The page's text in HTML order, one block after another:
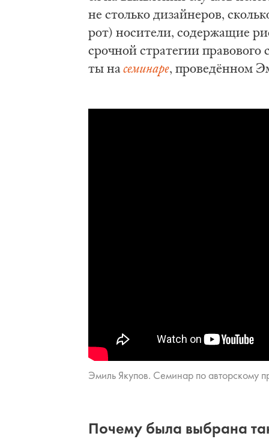
не столь­ко ди­зай­не­ров,
рот) но­си­те­ли, со­дер­жа­щие
сроч­ной стра­те­гии
ты насе­ми­на­ре, про­ве­дён­ном
Эмиль Яку­пов. Се­ми­нар по ав­тор­ско­му
По­че­му бы­ла вы­бра­на